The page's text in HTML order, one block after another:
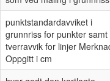
punktstandardavviket i
grunnriss for punkter samt
tverravvik for linjer
Oppgitt i cm